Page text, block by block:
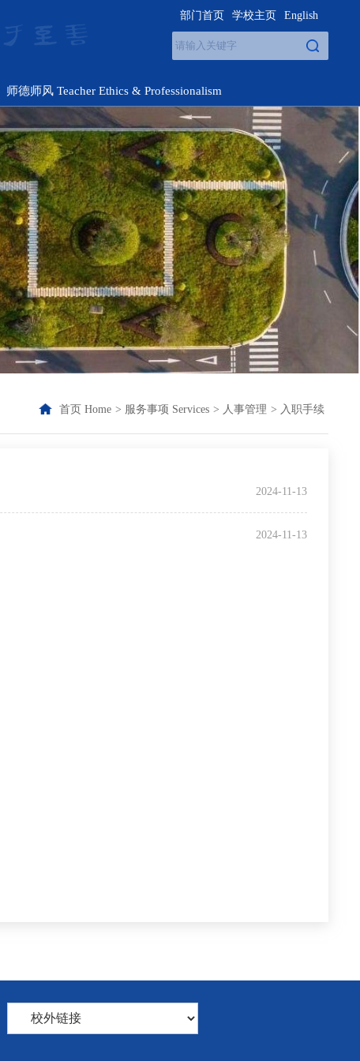
部门首页 学校主页 English
师德师风 Teacher Ethics & Professionalism
首页 Home > 服务事项 Services > 人事管理 > 入职手续
2024-11-13
2024-11-13